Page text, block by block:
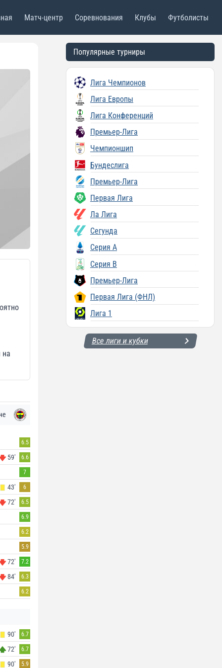
Матч-центр Соревнования Клубы Футболисты
на
6.5
59' 6.6
7
43' 6
72' 6.5
6.9
6.2
5.9
72' 7.2
84' 6.3
6.2
90' 6.7
72' 6.7
90' 5.9
Популярные турниры
Лига Чемпионов
Лига Европы
Лига Конференций
Премьер-Лига
Чемпионшип
Бундеслига
Премьер-Лига
Первая Лига
Ла Лига
Сегунда
Серия A
Серия B
Премьер-Лига
Первая Лига (ФНЛ)
Лига 1
Все лиги и кубки